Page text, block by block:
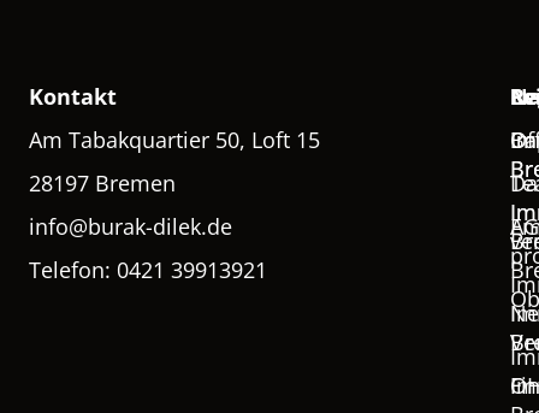
Kontakt
Am Tabakquartier 50, Loft 15
28197 Bremen
info@burak-dilek.de
Telefon: 0421 39913921